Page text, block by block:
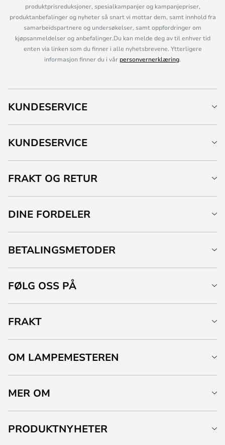
produktprisreduksjoner, spesialkampanjer og kampanjepriser,
produktanbefalinger og nyheter så snart vi mottar dem, samt innhold fra
samarbeidspartnere og undersøkelser, samt oppfordringer om
kjøpsanmeldelser og anbefalinger.Du kan melde deg av til enhver tid
enten via linken som du finner i alle nyhetsbrevene. Ytterligere
informasjon finner du i vår personvernerklæring.
KUNDESERVICE
KUNDESERVICE
FRAKT OG RETUR
DINE FORDELER
BETALINGSMETODER
FØLG OSS PÅ
FRAKT
OM LAMPEMESTEREN
MER OM
PRODUKTNYHETER